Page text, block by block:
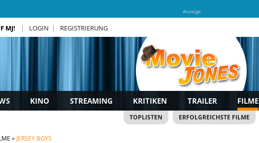
Anzeige
MJ! LOGIN REGISTRIERUNG
KINO STREAMING KRITIKEN TRAILER FILME
TOPLISTEN ERFOLGREICHSTE FILME
JERSEY BOYS